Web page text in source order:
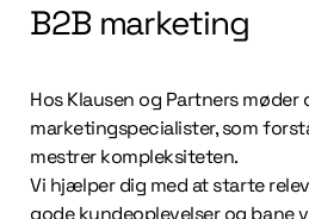
B2B marketing
Hos Klausen og Partners
marketingspecialister, som
mestrer kompleksiteten.
Vi hjælper dig med at starte
gode kundeoplevelser og bane